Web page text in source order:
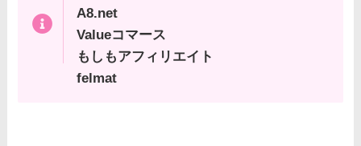
A8.net
Valueコマース
もしもアフィリエイト
felmat